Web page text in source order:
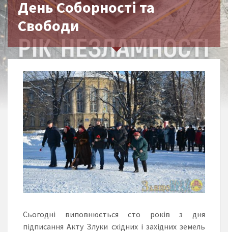
День Соборності та
Свободи
Сьогодні виповнюється сто років з дня
підписання Акту Злуки східних і західних земель